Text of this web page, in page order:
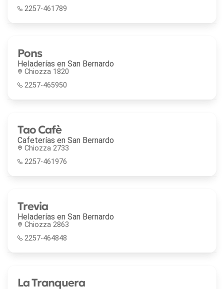
2257-461789
Pons
Heladerías en San Bernardo
Chiozza 1820
2257-465950
Tao Cafè
Cafeterías en San Bernardo
Chiozza 2733
2257-461976
Trevia
Heladerías en San Bernardo
Chiozza 2863
2257-464848
La Tranquera